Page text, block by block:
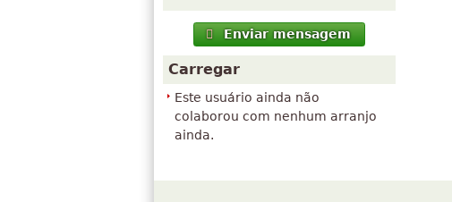
Enviar mensagem
Carregar
Este usuário ainda não
colaborou com nenhum arranjo
ainda.